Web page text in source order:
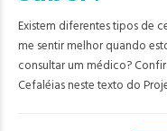
Existem diferentes tipos de
me sentir melhor quando
consultar um médico?
Cefaléias neste texto do